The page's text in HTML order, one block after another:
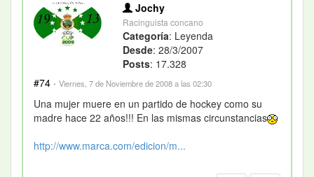
Jochy
Racinguista concano
Categoría: Leyenda
Desde: 28/3/2007
Posts: 17.328
#74 · Viernes, 7 de Noviembre de 2008 a las 02:30
Una mujer muere en un partido de hockey como su
madre hace 22 años!!! En las mismas circunstancias
http://www.marca.com/edicion/m...